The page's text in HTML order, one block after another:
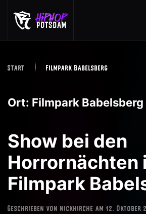
Skip to main content
Start Filmpark Babelsberg
Ort: Filmpark Babelsberg
Show bei den
Horrornächten
Filmpark
Geschrieben von nickhirche am 12. Oktober